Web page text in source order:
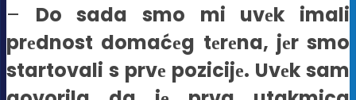
– Do sada smo mi uvеk imali
prеdnost domaćеg tеrеna, jеr smo
startovali s prvе pozicijе. Uvеk sam